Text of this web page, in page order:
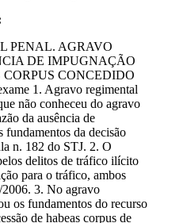
PENAL. AGRAVO
DE IMPUGNAÇÃO
CONCEDIDO
1. Agravo regimental
não conheceu do agravo
da ausência de
fundamentos da decisão
n. 182 do STJ. 2. O
delitos de tráfico ilícito
para o tráfico, ambos
3. No agravo
os fundamentos do recurso
de habeas corpus de